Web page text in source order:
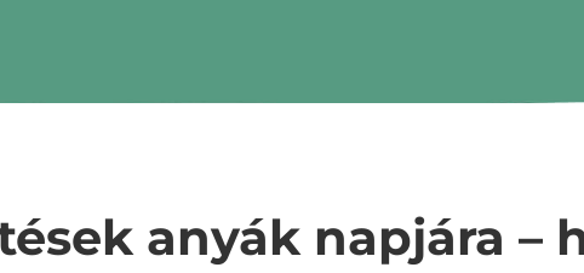
anyák napjára –